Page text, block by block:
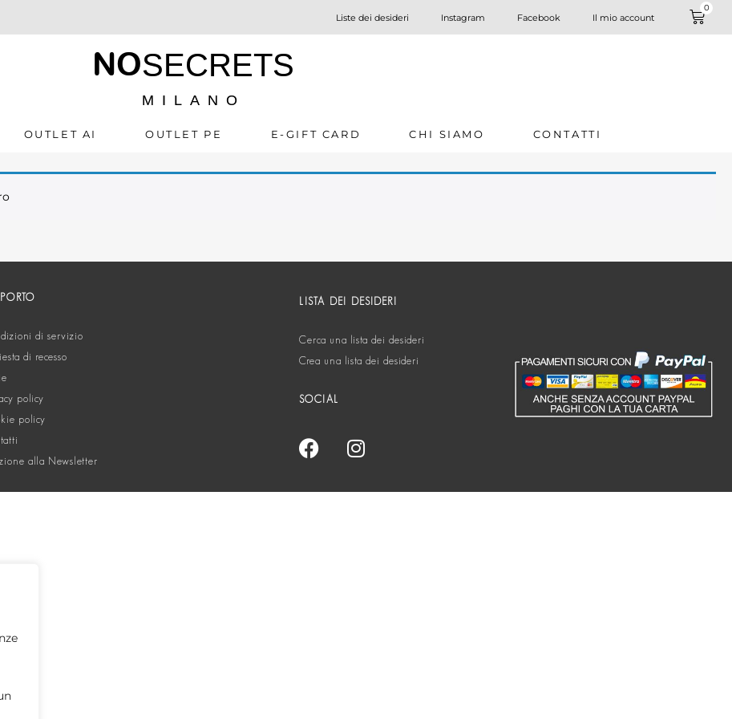
Liste dei desideri Instagram Facebook Il mio account
0
NOSECRETS
MILANO
OUTLET AI OUTLET PE E-GIFT CARD CHI SIAMO CONTATTI
di servizio
di recesso
policy
policy
alla Newsletter
LISTA DEI DESIDERI
Cerca una lista dei desideri
Crea una lista dei desideri
SOCIAL